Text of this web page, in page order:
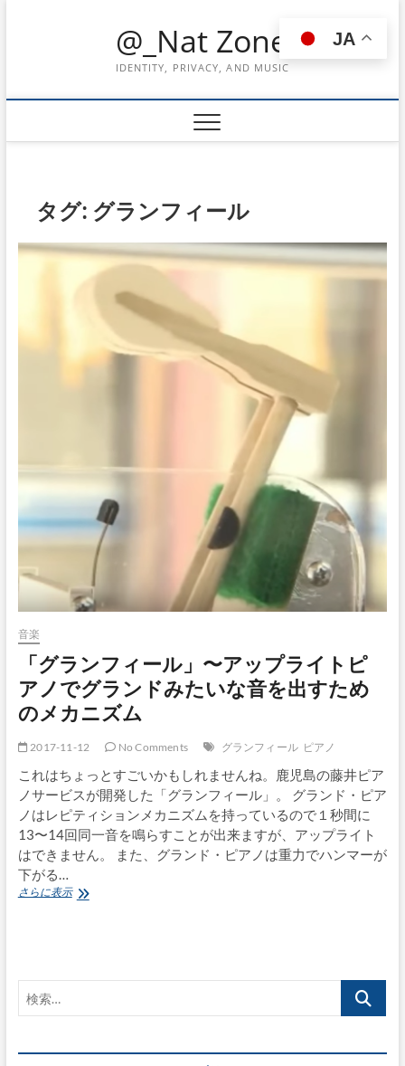
@_Nat Zone
IDENTITY, PRIVACY, AND MUSIC
タグ: グランフィール
音楽
「グランフィール」〜アップライトピ
アノでグランドみたいな音を出すため
のメカニズム
2017-11-12 No Comments グランフィール ピアノ
これはちょっとすごいかもしれませんね。鹿児島の藤井ピア
ノサービスが開発した「グランフィール」。 グランド・ピア
ノはレピティションメカニズムを持っているので１秒間に
13〜14回同一音を鳴らすことが出来ますが、アップライト
はできません。 また、グランド・ピアノは重力でハンマーが
下がる…
さらに表示「グ
ラ
JA